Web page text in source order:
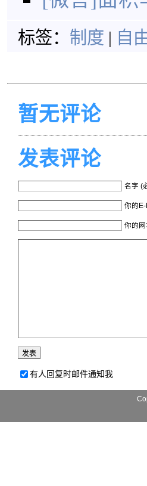
标签： 制度 | 自
暂无评论
发表评论
名字 (
你的
你的网
有人回复时邮件通知我